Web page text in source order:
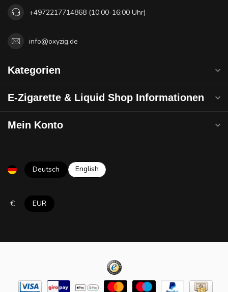
+4972217714868 (10:00-16:00 Uhr)
info@oxyzig.de
Kategorien
E-Zigarette & Liquid Shop Informationen
Mein Konto
Deutsch English
€ EUR